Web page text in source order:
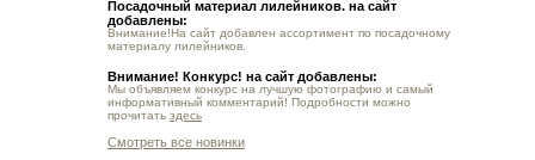
Посадочный материал лилейников. на сайт
добавлены:
Внимание!На сайт добавлен ассортимент по посадочному
материалу лилейников.
Внимание! Конкурс! на сайт добавлены:
Мы объявляем конкурс на лучшую фотографию и самый
информативный комментарий! Подробности можно
прочитать здесь
Смотреть все новинки